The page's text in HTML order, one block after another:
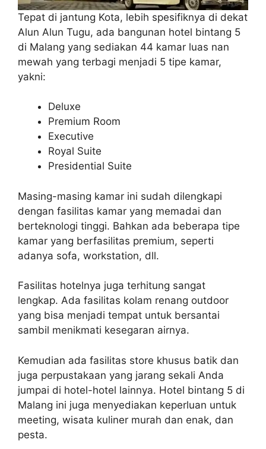
Tepat di jantung Kota, lebih spesifiknya di dekat
Alun Alun Tugu, ada bangunan hotel bintang 5
di Malang yang sediakan 44 kamar luas nan
mewah yang terbagi menjadi 5 tipe kamar,
yakni:
Deluxe
Premium Room
Executive
Royal Suite
Presidential Suite
Masing-masing kamar ini sudah dilengkapi
dengan fasilitas kamar yang memadai dan
berteknologi tinggi. Bahkan ada beberapa tipe
kamar yang berfasilitas premium, seperti
adanya sofa, workstation, dll.
Fasilitas hotelnya juga terhitung sangat
lengkap. Ada fasilitas kolam renang outdoor
yang bisa menjadi tempat untuk bersantai
sambil menikmati kesegaran airnya.
Kemudian ada fasilitas store khusus batik dan
juga perpustakaan yang jarang sekali Anda
jumpai di hotel-hotel lainnya. Hotel bintang 5 di
Malang ini juga menyediakan keperluan untuk
meeting, wisata kuliner murah dan enak, dan
pesta.